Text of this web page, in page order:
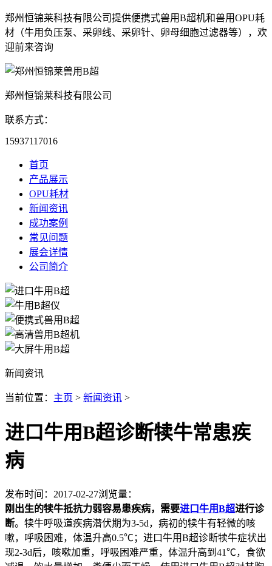
郑州恒锦莱科技有限公司提供便携式兽用B超机和兽用OPU耗
材（牛用负压泵、采卵线、采卵针、卵母细胞过滤器等），欢
迎前来咨询
郑州恒锦莱科技有限公司
联系方式：
15937117016
首页
产品展示
OPU耗材
新闻资讯
成功案例
常见问题
展会详情
公司简介
新闻资讯
当前位置： 主页 > 新闻资讯 >
进口牛用B超诊断犊牛常患疾
病
发布时间：2017-02-27浏览量：
刚出生的犊牛抵抗力弱容易患疾病，需要进口牛用B超进行诊
断。犊牛呼吸道疾病潜伏期为3-5d，病初的犊牛有轻微的咳
嗽，呼吸困难，体温升高0.5℃；进口牛用B超诊断犊牛症状出
现2-3d后，咳嗽加重，呼吸困难严重，体温升高到41℃，食欲